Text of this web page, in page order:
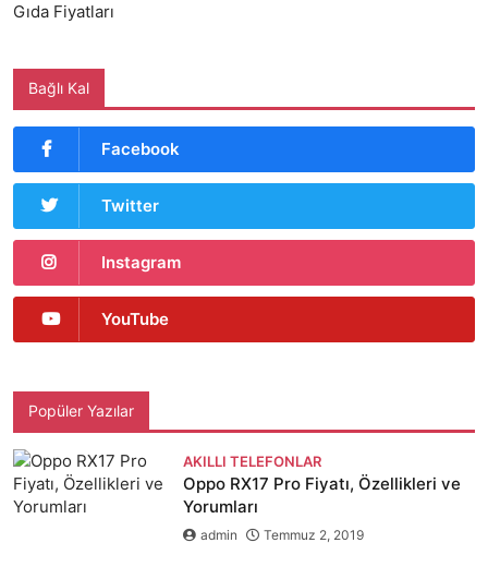
Gıda Fiyatları
Bağlı Kal
Facebook
Twitter
Instagram
YouTube
Popüler Yazılar
AKILLI TELEFONLAR
Oppo RX17 Pro Fiyatı, Özellikleri ve
Yorumları
admin Temmuz 2, 2019